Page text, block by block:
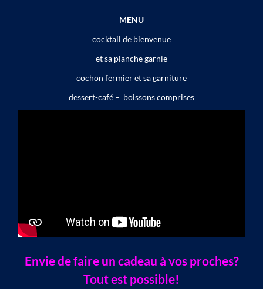
MENU
cocktail de bienvenue
et sa planche garnie
cochon fermier et sa garniture
dessert-café – boissons comprises
Envie de faire un cadeau à vos proches?
Tout est possible!